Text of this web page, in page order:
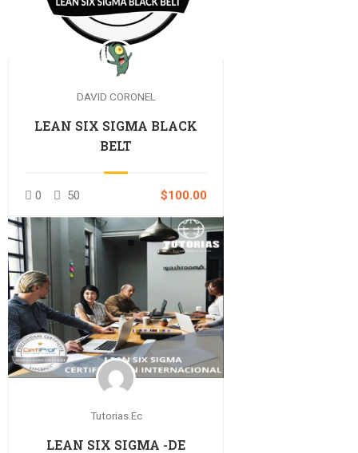
DAVID CORONEL
LEAN SIX SIGMA BLACK
BELT
0 50 $100.00
Tutorias.ec
LEAN SIX SIGMA -DE